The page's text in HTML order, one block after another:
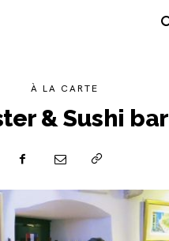
À LA CARTE
& Sushi bar